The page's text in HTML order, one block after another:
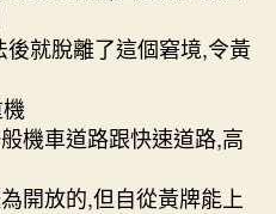
就脫離了這個窘境,令黃
機車道路跟快速道路,高
開放的,但自從黃牌能上